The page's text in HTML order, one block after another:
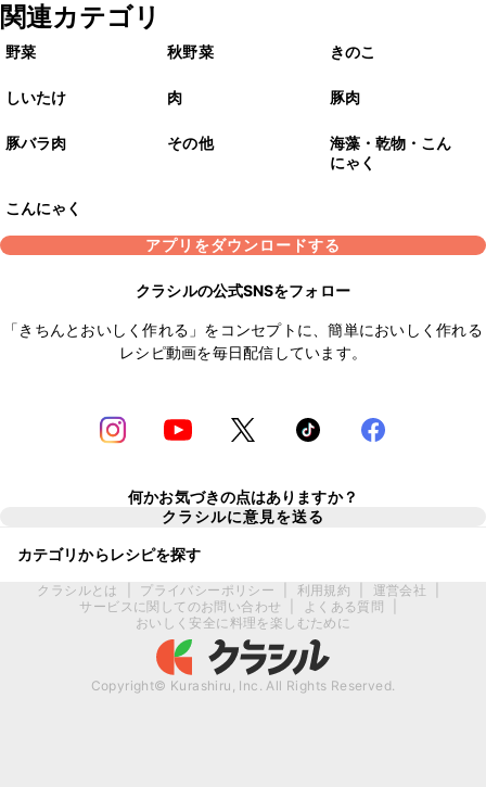
関連カテゴリ
野菜 秋野菜 きのこ
しいたけ 肉 豚肉
豚バラ肉 その他
海藻・乾物・こん
にゃく
こんにゃく
アプリをダウンロードする
クラシルの公式SNSをフォロー
「きちんとおいしく作れる」をコンセプトに、簡単においしく作れる
レシピ動画を毎日配信しています。
何かお気づきの点はありますか？
クラシルに意見を送る
カテゴリからレシピを探す
クラシルとは プライバシーポリシー 利用規約 運営会社
サービスに関してのお問い合わせ
よくある質問
おいしく安全に料理を楽しむために
Copyright© Kurashiru, Inc. All Rights Reserved.